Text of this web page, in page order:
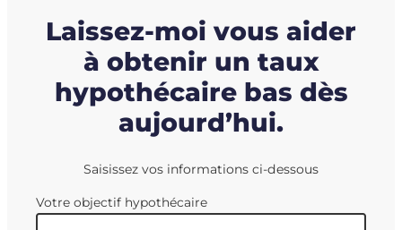
Laissez-moi vous aider
à obtenir un taux
hypothécaire bas dès
aujourd’hui.
Saisissez vos informations ci-dessous
Votre objectif hypothécaire